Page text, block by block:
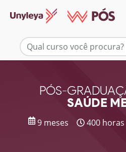
PÓS-
SAÚDE
9 meses 400 horas
Mais